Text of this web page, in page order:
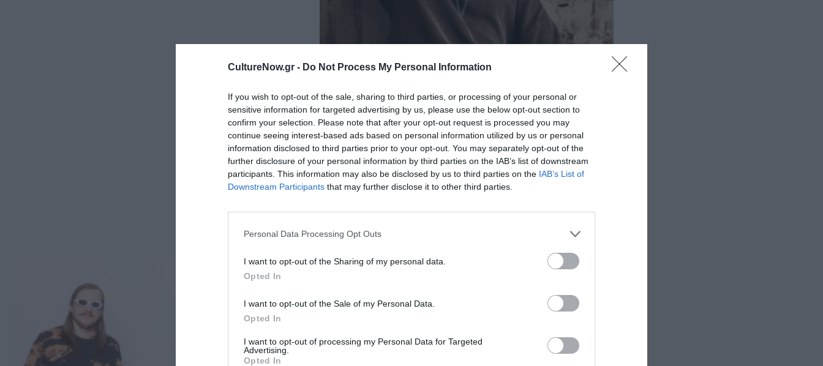
CultureNow.gr - Do Not Process My Personal Information
If you wish to opt-out of the sale, sharing to third parties, or processing of your personal or
sensitive information for targeted advertising by us, please use the below opt-out section to
confirm your selection. Please note that after your opt-out request is processed you may
continue seeing interest-based ads based on personal information utilized by us or personal
information disclosed to third parties prior to your opt-out. You may separately opt-out of the
further disclosure of your personal information by third parties on the IAB’s list of downstream
participants. This information may also be disclosed by us to third parties on the IAB’s List of
Downstream Participants that may further disclose it to other third parties.
Personal Data Processing Opt Outs
I want to opt-out of the Sharing of my personal data.
Opted In
I want to opt-out of the Sale of my Personal Data.
Opted In
I want to opt-out of processing my Personal Data for Targeted
Advertising.
Opted In
21/05/2026
δίσκου στο Ίλιον Plus
Το Full Band Live του Στέλιου Τσουκιά στο Ίλιον Plus...